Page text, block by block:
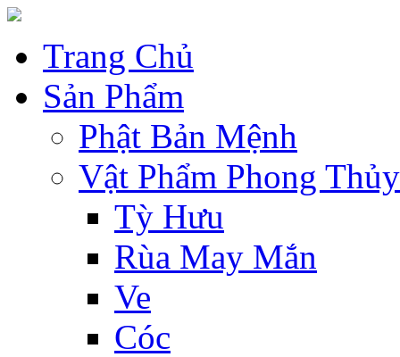
Trang Chủ
Sản Phẩm
Phật Bản Mệnh
Vật Phẩm Phong Thủy
Tỳ Hưu
Rùa May Mắn
Ve
Cóc